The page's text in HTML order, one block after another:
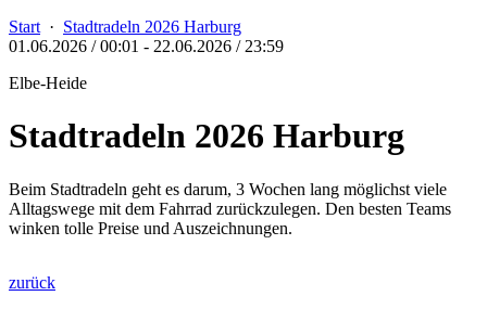
Start · Stadtradeln 2026 Harburg
01.06.2026 / 00:01 - 22.06.2026 / 23:59
Elbe-Heide
Stadtradeln 2026 Harburg
Beim Stadtradeln geht es darum, 3 Wochen lang möglichst viele
Alltagswege mit dem Fahrrad zurückzulegen. Den besten Teams
winken tolle Preise und Auszeichnungen.
zurück